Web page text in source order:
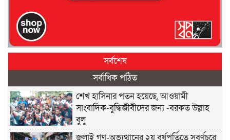
সর্বশেষ
সর্বাধিক পঠিত
শেখ হাসিনার পতন হয়েছে, আওয়ামী
সাংবাদিক-বুদ্ধিজীবীদের জন্য -বরকত উল্লাহ
বুলু